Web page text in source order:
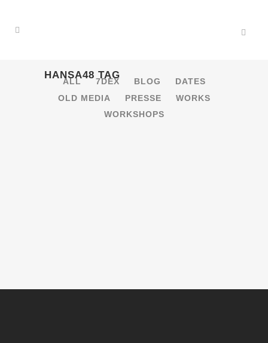
HANSA48 TAG
ALL 7DEX BLOG
DATES
OLD MEDIA
PRESSE
WORKS
WORKSHOPS